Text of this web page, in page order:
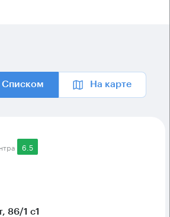
Списком На карте
6.5
86/1 с1